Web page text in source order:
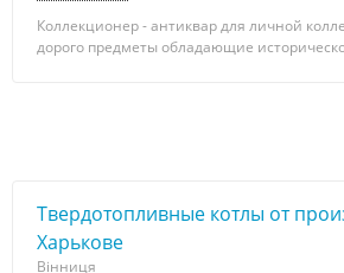
Коллекционер - антиквар для личной
дорого предметы обладающие
Твердотопливные котлы от
Харькове
Вінниця